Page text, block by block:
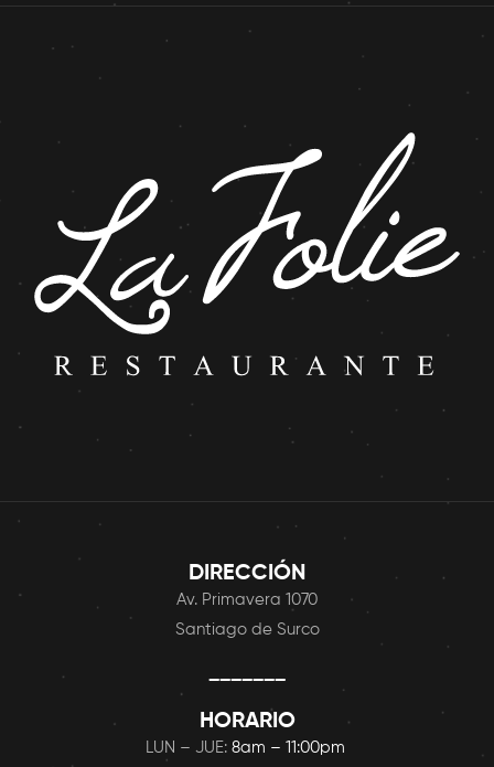
DIRECCIÓN
Av. Primavera 1070
Santiago de Surco
HORARIO
LUN – JUE: 8am – 11:00pm